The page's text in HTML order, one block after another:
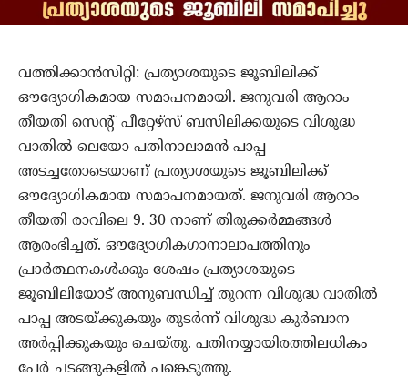
വത്തിക്കാന്‍സിറ്റി: പ്രത്യാശയുടെ ജൂബിലിക്ക്
ഔദ്യോഗികമായ സമാപനമായി. ജനുവരി ആറാം
തീയതി സെന്റ് പീറ്റേഴ്‌സ് ബസിലിക്കയുടെ വിശുദ്ധ
വാതില്‍ ലെയോ പതിനാലാമന്‍ പാപ്പ
അടച്ചതോടെയാണ് പ്രത്യാശയുടെ ജൂബിലിക്ക്
ഔദ്യോഗികമായ സമാപനമായത്. ജനുവരി ആറാം
തീയതി രാവിലെ 9. 30 നാണ് തിരുക്കര്‍മ്മങ്ങള്‍
ആരംഭിച്ചത്. ഔദ്യോഗികഗാനാലാപത്തിനും
പ്രാര്‍ത്ഥനകള്‍ക്കും ശേഷം പ്രത്യാശയുടെ
ജൂബിലിയോട് അനുബന്ധിച്ച് തുറന്ന വിശുദ്ധ വാതില്‍
പാപ്പ അടയ്ക്കുകയും തുടര്‍ന്ന് വിശുദ്ധ കുര്‍ബാന
അര്‍പ്പിക്കുകയും ചെയ്തു. പതിനയ്യായിരത്തിലധികം
പേര്‍ ചടങ്ങുകളില്‍ പങ്കെടുത്തു.